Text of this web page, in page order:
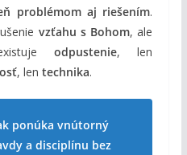
problémom aj riešením.
vzťahu s Bohom, ale
odpustenie, len
, len technika.
ponúka vnútorný
a disciplínu bez